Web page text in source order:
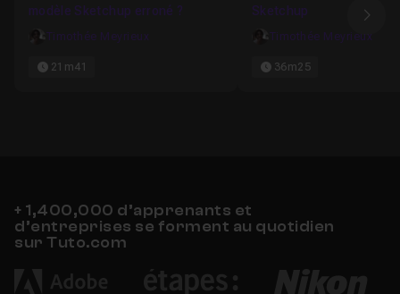
modèle Sketchup erroné ?
Timothée Meyrieux
21m41
Sketchup
Timothée Meyrieux
36m25
+ 1,400,000 d’apprenants et
d’entreprises se forment au quotidien
sur Tuto.com